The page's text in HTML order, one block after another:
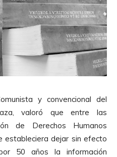
y convencional del
valoró que entre las
de Derechos Humanos
estableciera dejar sin efecto
50 años la información